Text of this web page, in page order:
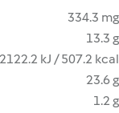
334.3 mg
13.3 g
2122.2 kJ / 507.2 kcal
23.6 g
1.2 g